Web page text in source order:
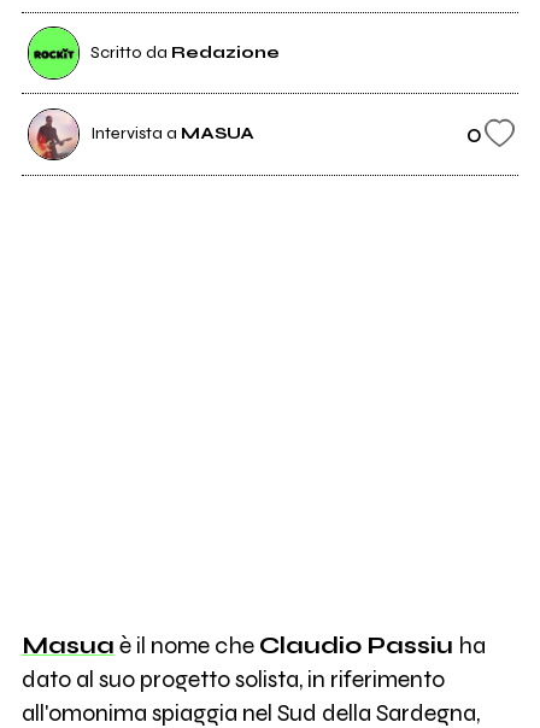
Scritto da Redazione
Intervista a MASUA 0
Masua è il nome che Claudio Passiu ha
dato al suo progetto solista, in riferimento
all'omonima spiaggia nel Sud della Sardegna,